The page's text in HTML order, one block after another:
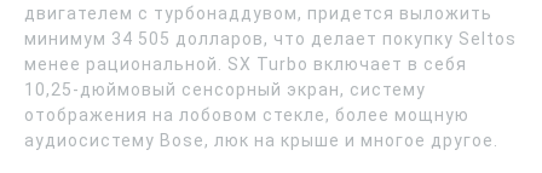
двигателем с турбонаддувом, придется выложить
минимум 34 505 долларов, что делает покупку Seltos
менее рациональной. SX Turbo включает в себя
10,25-дюймовый сенсорный экран, систему
отображения на лобовом стекле, более мощную
аудиосистему Bose, люк на крыше и многое другое.